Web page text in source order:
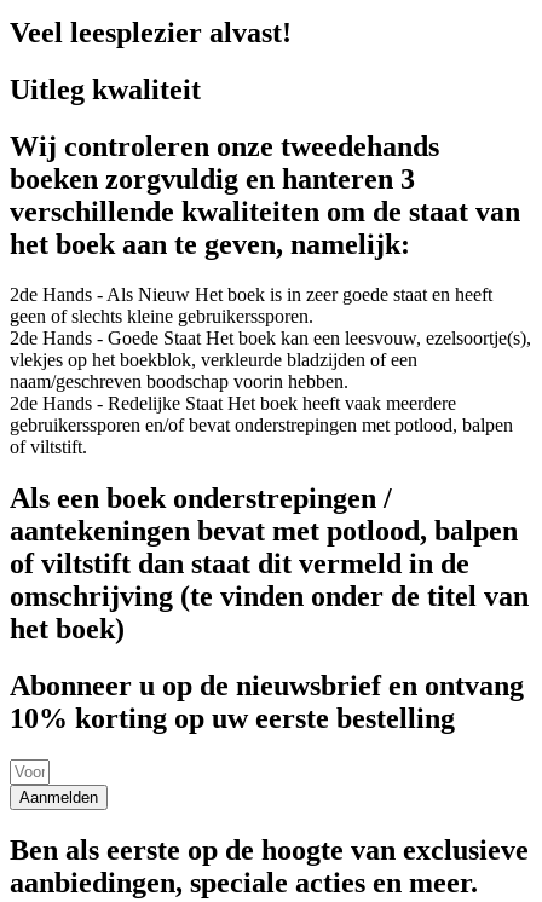
Veel leesplezier alvast!
Uitleg kwaliteit
Wij controleren onze tweedehands
boeken zorgvuldig en hanteren 3
verschillende kwaliteiten om de staat van
het boek aan te geven, namelijk:
2de Hands - Als Nieuw Het boek is in zeer goede staat en heeft
geen of slechts kleine gebruikerssporen.
2de Hands - Goede Staat Het boek kan een leesvouw, ezelsoortje(s),
vlekjes op het boekblok, verkleurde bladzijden of een
naam/geschreven boodschap voorin hebben.
2de Hands - Redelijke Staat Het boek heeft vaak meerdere
gebruikerssporen en/of bevat onderstrepingen met potlood, balpen
of viltstift.
Als een boek onderstrepingen /
aantekeningen bevat met potlood, balpen
of viltstift dan staat dit vermeld in de
omschrijving (te vinden onder de titel van
het boek)
Abonneer u op de nieuwsbrief en ontvang
10% korting op uw eerste bestelling
Aanmelden
Ben als eerste op de hoogte van exclusieve
aanbiedingen, speciale acties en meer.